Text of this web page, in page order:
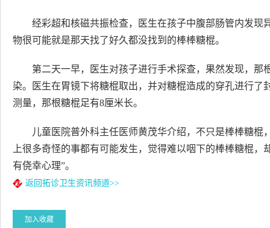
经彩超和核磁共振检查，医生在孩子中腹部肠管内发
物很可能就是那天找了好久都没找到的棒棒糖棍。
第二天一早，医生对孩子进行手术探查，果然发现，
染。医生在胃镜下将糖棍取出，并对糖棍造成的穿孔进行
测量，那根糖棍足有8厘米长。
儿童医院普外科主任医师黄茂华介绍，不只是棒棒糖
上很多奇怪的事都有可能发生，觉得难以咽下的棒棒糖棍
有侥幸心理”。
返回拓诊卫生资讯频道>>
加入收藏